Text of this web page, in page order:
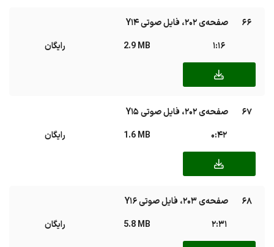
66
صفحه‌ی ۲۰۲، فایل صوتی Y14
1:16
2.9 MB رایگان
67
صفحه‌ی ۲۰۲، فایل صوتی Y15
0:42
1.6 MB رایگان
68
صفحه‌ی ۲۰۳، فایل صوتی Y16
2:31
5.8 MB رایگان